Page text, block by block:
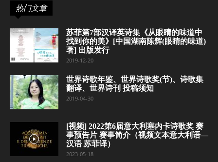
热门文章
苏菲第7部汉译英诗集《从眼睛的味道中
找到你的美》[中国湖南陈辉(眼睛的味道)
著] 出版发行
2019-12-20
世界诗歌年鉴、世界诗歌奖(节)、诗歌集
翻译、世界诗刊 投稿须知
2019-04-30
[视频] 2022第6届意大利塞内卡诗歌奖 赛
事预告片 赛事简介（视频文本意大利语—
汉语 苏菲译）
2023-05-18